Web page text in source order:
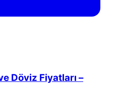
Döviz Fiyatları –